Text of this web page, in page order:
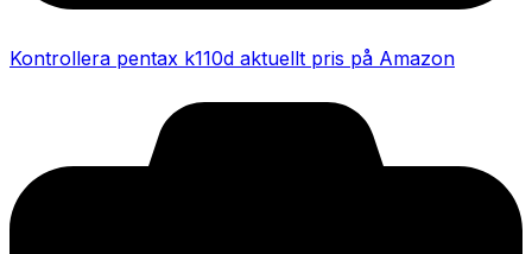
Kontrollera pentax k110d aktuellt pris på Amazon